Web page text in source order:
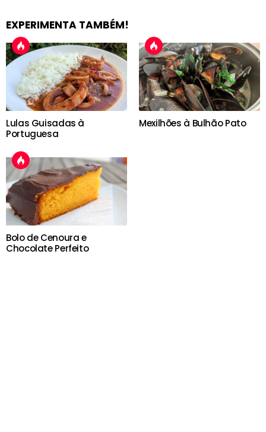
EXPERIMENTA TAMBÉM!
Lulas Guisadas à
Portuguesa
Mexilhões à Bulhão Pato
Bolo de Cenoura e
Chocolate Perfeito